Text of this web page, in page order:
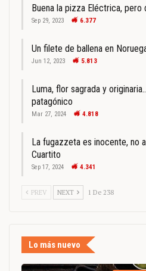
Buena la pizza Eléctrica,
Sep 29, 2023 6.377
Un filete de ballena en
Jun 12, 2023 5.813
Luma, flor sagrada y
patagónico
Mar 27, 2024 4.818
La fugazzeta es inocente, no
Cuartito
Sep 17, 2024 4.341
PREV NEXT 1 De 238
Lo más nuevo